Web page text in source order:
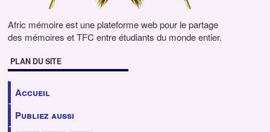
Afric mémoire est une plateforme web pour le partage
des mémoires et TFC entre étudiants du monde entier.
PLAN DU SITE
Accueil
Publiez aussi